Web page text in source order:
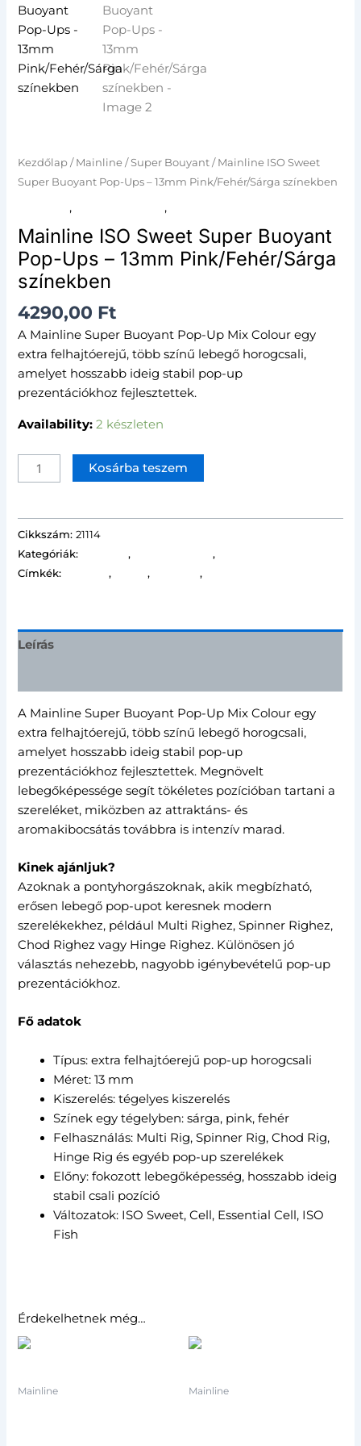
Kezdőlap/Mainline/Super Bouyant/ Mainline ISO Sweet
Super Buoyant Pop-Ups – 13mm Pink/Fehér/Sárga színekben
, ,
Mainline ISO Sweet Super Buoyant
Pop-Ups – 13mm Pink/Fehér/Sárga
színekben
4290,00 Ft
A Mainline Super Buoyant Pop-Up Mix Colour egy
extra felhajtóerejű, több színű lebegő horogcsali,
amelyet hosszabb ideig stabil pop-up
prezentációkhoz fejlesztettek.
Availability: 2 készleten
Ups
-
13mm
Pink/Fehér/Sárga
színekben
Kosárba teszem
Cikkszám:21114
Kategóriák:
Mainline, Super Bouyant,
Címkék:
buoyant, isofish, Mainline,
Leírás
A Mainline Super Buoyant Pop-Up Mix Colour egy
extra felhajtóerejű, több színű lebegő horogcsali,
amelyet hosszabb ideig stabil pop-up
prezentációkhoz fejlesztettek. Megnövelt
lebegőképessége segít tökéletes pozícióban tartani a
szereléket, miközben az attraktáns- és
aromakibocsátás továbbra is intenzív marad.
Kinek ajánljuk?
Azoknak a pontyhorgászoknak, akik megbízható,
erősen lebegő pop-upot keresnek modern
szerelékekhez, például Multi Righez, Spinner Righez,
Chod Righez vagy Hinge Righez. Különösen jó
választás nehezebb, nagyobb igénybevételű pop-up
prezentációkhoz.
Fő adatok
Típus: extra felhajtóerejű pop-up horogcsali
Méret: 13 mm
Kiszerelés: tégelyes kiszerelés
Színek egy tégelyben: sárga, pink, fehér
Felhasználás: Multi Rig, Spinner Rig, Chod Rig,
Hinge Rig és egyéb pop-up szerelékek
Előny: fokozott lebegőképesség, hosszabb ideig
stabil csali pozíció
Változatok: ISO Sweet, Cell, Essential Cell, ISO
Fish
Érdekelhetnek még…
Mainline Mainline